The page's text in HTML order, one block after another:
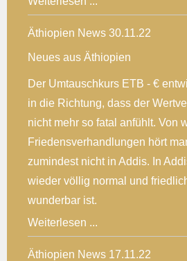
Äthiopien News 30.11.22
Neues aus Äthiopien
Der Umtauschkurs ETB - €
in die Richtung, dass der
nicht mehr so fatal anfühlt. Von
Friedensverhandlungen hört
zumindest nicht in Addis. In
wieder völlig normal und
wunderbar ist.
Weiterlesen ...
Äthiopien News 17.11.22